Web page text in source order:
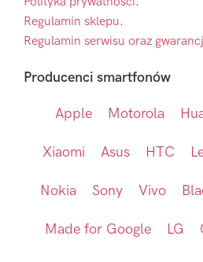
Regulamin sklepu.
Regulamin serwisu oraz
Producenci smartfonów
Apple Motorola
Xiaomi Asus HTC
Nokia Sony Vivo
Made for Google LG